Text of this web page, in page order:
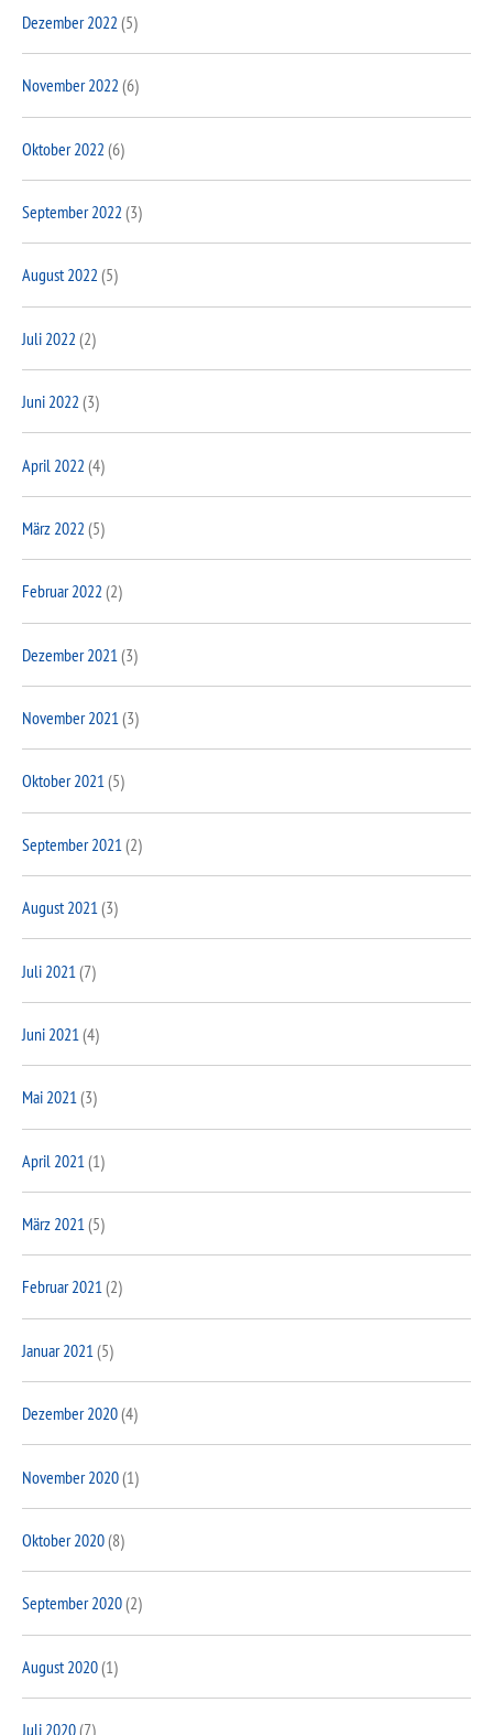
Dezember 2022 (5)
November 2022 (6)
Oktober 2022 (6)
September 2022 (3)
August 2022 (5)
Juli 2022 (2)
Juni 2022 (3)
April 2022 (4)
März 2022 (5)
Februar 2022 (2)
Dezember 2021 (3)
November 2021(3)
Oktober 2021(5)
September 2021 (2)
August 2021(3)
Juli 2021 (7)
Juni 2021 (4)
Mai 2021(3)
April 2021 (1)
März 2021(5)
Februar 2021(2)
Januar 2021 (5)
Dezember 2020(4)
November 2020(1)
Oktober 2020(8)
September 2020(2)
August 2020(1)
Juli 2020(7)